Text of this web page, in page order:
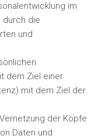
im
durch die
und
dem Ziel einer
mit dem Ziel der
der Köpfe
Daten und